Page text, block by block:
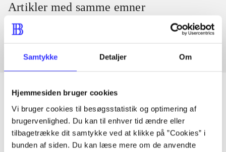
Samtykke Detaljer Om
Hjemmesiden bruger cookies
Vi bruger cookies til besøgsstatistik og optimering af
brugervenlighed. Du kan til enhver tid ændre eller
tilbagetrække dit samtykke ved at klikke på ”Cookies” i
bunden af siden. Du kan læse mere om de anvendte
Artikler med samme emner
Fra
Artikler
Alle registrerede artikler fordelt på udgivelser